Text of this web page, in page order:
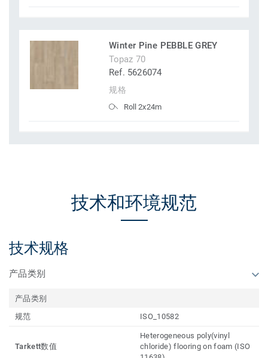
Winter Pine PEBBLE GREY
Topaz 70
Ref. 5626074
规格
Roll 2x24m
技术和环境规范
技术规格
产品类别
产品类别
规范
ISO_10582
Tarkett数值
Heterogeneous poly(vinyl
chloride) flooring on foam (ISO